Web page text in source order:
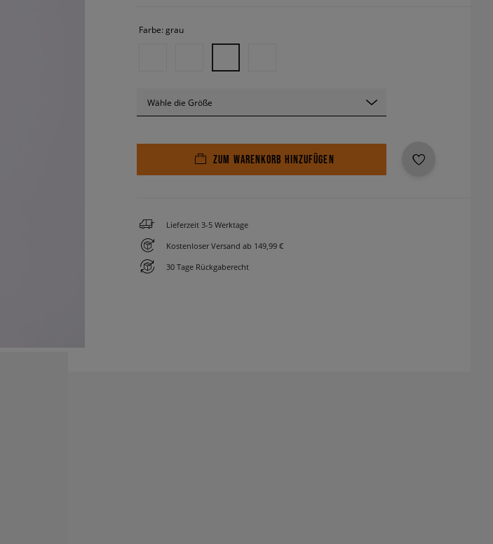
Farbe: grau
Wähle die Größe
ZUM WARENKORB HINZUFÜGEN
Lieferzeit 3-5 Werktage
Kostenloser Versand ab 149,99 €
30 Tage Rückgaberecht